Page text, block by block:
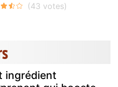
ingrédient